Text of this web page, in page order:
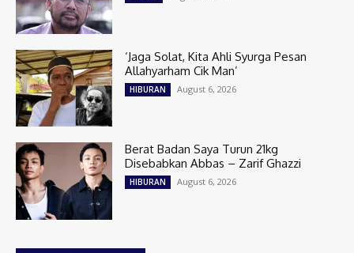
‘Jaga Solat, Kita Ahli Syurga Pesan
Allahyarham Cik Man’
HIBURAN August 6, 2026
Berat Badan Saya Turun 21kg
Disebabkan Abbas – Zarif Ghazzi
HIBURAN August 6, 2026